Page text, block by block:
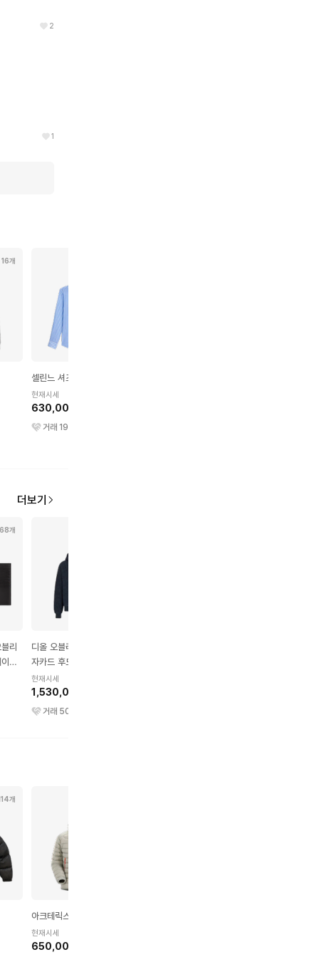
2
1
16개
셀린느 셔츠
현재시세
630,000원
거래 19
더보기
68개
리
지
디올 오블리크 코튼 테리
자카드 후드
현재시세
1,530,000원
거래 50
개
아크테릭스 세륨 후디
현재시세
650,000원